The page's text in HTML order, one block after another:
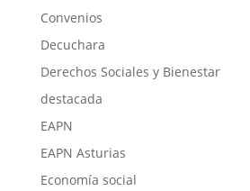
Convenios
Decuchara
Derechos Sociales y Bienestar
destacada
EAPN
EAPN Asturias
Economía social